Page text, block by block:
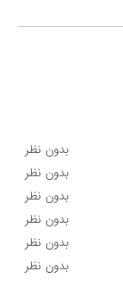
بدون نظر
بدون نظر
بدون نظر
بدون نظر
بدون نظر
بدون نظر